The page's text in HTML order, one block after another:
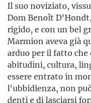
Il suo noviziato,
Dom Benoît
rigido, e con un bel
Marmion aveva già
arduo per il fatto che
abitudini, cultura,
essere entrato in
l'ubbidienza, non
denti e di lasciarsi